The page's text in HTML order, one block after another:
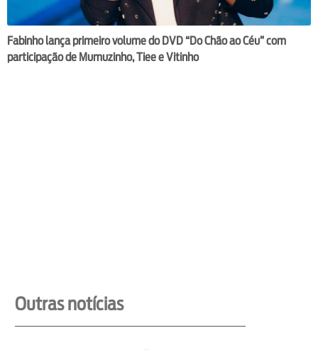
Fabinho lança primeiro volume do DVD “Do Chão ao Céu” com
participação de Mumuzinho, Tiee e Vitinho
Outras notícias